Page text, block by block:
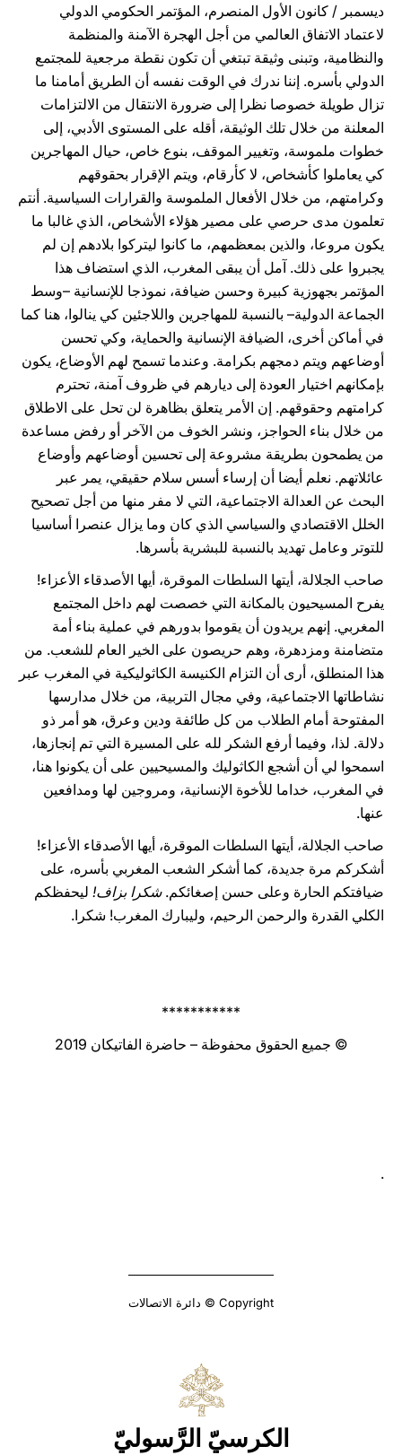
ديسمبر / كانون الأول المنصرم، المؤتمر الحكومي الدولي
لاعتماد الاتفاق العالمي من أجل الهجرة الآمنة والمنظمة
والنظامية، وتبنى وثيقة تبتغي أن تكون نقطة مرجعية للمجتمع
الدولي بأسره. إننا ندرك في الوقت نفسه أن الطريق أمامنا ما
تزال طويلة خصوصا نظرا إلى ضرورة الانتقال من الالتزامات
المعلنة من خلال تلك الوثيقة، أقله على المستوى الأدبي، إلى
خطوات ملموسة، وتغيير الموقف، بنوع خاص، حيال المهاجرين
كي يعاملوا كأشخاص، لا كأرقام، ويتم الإقرار بحقوقهم
وكرامتهم، من خلال الأفعال الملموسة والقرارات السياسية. أنتم
تعلمون مدى حرصي على مصير هؤلاء الأشخاص، الذي غالبا ما
يكون مروعا، والذين بمعظمهم، ما كانوا ليتركوا بلادهم إن لم
يجبروا على ذلك. آمل أن يبقى المغرب، الذي استضاف هذا
المؤتمر بجهوزية كبيرة وحسن ضيافة، نموذجا للإنسانية –وسط
الجماعة الدولية– بالنسبة للمهاجرين واللاجئين كي ينالوا، هنا كما
في أماكن أخرى، الضيافة الإنسانية والحماية، وكي تحسن
أوضاعهم ويتم دمجهم بكرامة. وعندما تسمح لهم الأوضاع، يكون
بإمكانهم اختيار العودة إلى ديارهم في ظروف آمنة، تحترم
كرامتهم وحقوقهم. إن الأمر يتعلق بظاهرة لن تحل على الاطلاق
من خلال بناء الحواجز، ونشر الخوف من الآخر أو رفض مساعدة
من يطمحون بطريقة مشروعة إلى تحسين أوضاعهم وأوضاع
عائلاتهم. نعلم أيضا أن إرساء أسس سلام حقيقي، يمر عبر
البحث عن العدالة الاجتماعية، التي لا مفر منها من أجل تصحيح
الخلل الاقتصادي والسياسي الذي كان وما يزال عنصرا أساسيا
للتوتر وعامل تهديد بالنسبة للبشرية بأسرها.
صاحب الجلالة، أيتها السلطات الموقرة، أيها الأصدقاء الأعزاء!
يفرح المسيحيون بالمكانة التي خصصت لهم داخل المجتمع
المغربي. إنهم يريدون أن يقوموا بدورهم في عملية بناء أمة
متضامنة ومزدهرة، وهم حريصون على الخير العام للشعب. من
هذا المنطلق، أرى أن التزام الكنيسة الكاثوليكية في المغرب عبر
نشاطاتها الاجتماعية، وفي مجال التربية، من خلال مدارسها
المفتوحة أمام الطلاب من كل طائفة ودين وعرق، هو أمر ذو
دلالة. لذا، وفيما أرفع الشكر لله على المسيرة التي تم إنجازها،
اسمحوا لي أن أشجع الكاثوليك والمسيحيين على أن يكونوا هنا،
في المغرب، خداما للأخوة الإنسانية، ومروجين لها ومدافعين
عنها.
صاحب الجلالة، أيتها السلطات الموقرة، أيها الأصدقاء الأعزاء!
أشكركم مرة جديدة، كما أشكر الشعب المغربي بأسره، على
ضيافتكم الحارة وعلى حسن إصغائكم.شكرا بزاف! ليحفظكم
الكلي القدرة والرحمن الرحيم، وليبارك المغرب! شكرا.
***********
© جميع الحقوق محفوظة – حاضرة الفاتيكان 2019
.
Copyright © دائرة الاتصالات
الكرسيّ الرَّسوليّ